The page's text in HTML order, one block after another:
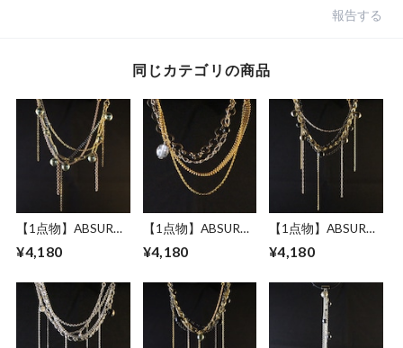
報告する
同じカテゴリの商品
【1点物】ABSURD
リー 16㎝ ドレス パ
ル グリーン チェー
ン ゴールド カッパ
ー ブラック Greed
¥4,180
【1点物】ABSURD
リー 16㎝ ゴールド
トカット 大ぶり ビ
ーズ ブラック樹脂
パール ドレス パー
ティー Edge of Gold
¥4,180
【1点物】ABSURD
リー 16㎝ カッパー
樹脂パール ブロン
¥4,180